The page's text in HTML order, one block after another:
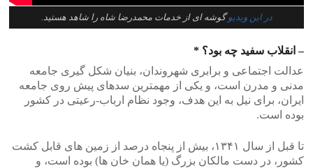
در این ویدیوگوشه ای از خدمات محمدرضا شاه را شاهد هستید.
– انقلاب سفید چه بود؟ *
عدالت اجتماعی و برابری شهروندان، بنیان شکل گیری جامعه
مدنی و مدرن است، و یکی از مهمترین سدهای پیش روی جامعه
ایران، برای نیل به این هدف، وجود نظام ارباب-رعیتی در کشور
بوده است.
تا قبل از سال ۱۳۴۱، بیش از پنجاه درصد از زمین های قابل کشت
کشور، در دست مالکان بزرگ (یا همان خان ها) بوده است، و